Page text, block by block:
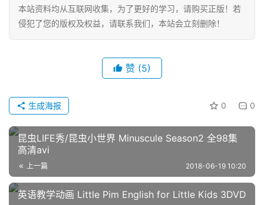
文
动
画
本站资料均从互联网收集，为了更好的学习，请购买正版！若
侵犯了您的版权及权益，请联系我们，本站会立刻删除！
赞 (5)
0 0
生成海报
昆虫LIFE秀/昆虫小世界 Minuscule Season2 全98集
高清avi
上一篇 2018-06-19 10:20
英语教学动画 Little Pim English for Little Kids 3DVD